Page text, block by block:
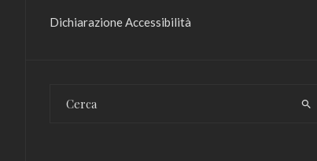
Dichiarazione Accessibilità